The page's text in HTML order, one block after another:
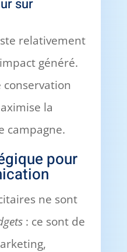
sur
relativement
généré.
conservation
la
campagne.
pour
ne sont
: ce sont de